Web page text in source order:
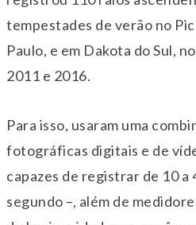
tempestades de verão no
Paulo, e em Dakota do Sul,
2011 e 2016.
Para isso, usaram uma
fotográficas digitais e de
capazes de registrar de 10 a
segundo –, além de